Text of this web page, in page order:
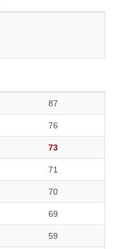
87
76
73
71
70
69
59